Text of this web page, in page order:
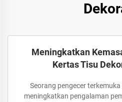
Meningkatkan
Kertas Tisu
Seorang pengecer
meningkatkan pengalaman